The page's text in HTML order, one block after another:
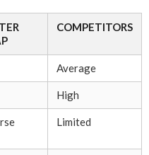
COMPETITORS
Average
High
Limited